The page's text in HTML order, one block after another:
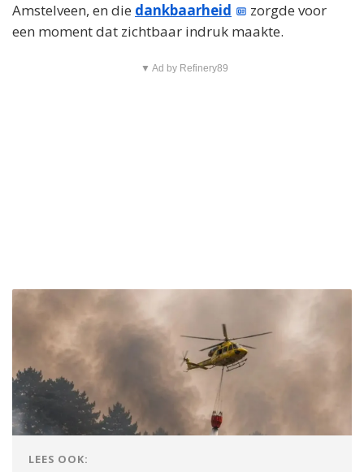
Amstelveen, en die dankbaarheid
zorgde voor
een moment dat zichtbaar indruk maakte.
▼ Ad by Refinery89
LEES OOK: